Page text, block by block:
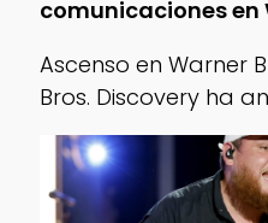
comunicaciones en
Ascenso en Warner
Bros. Discovery ha